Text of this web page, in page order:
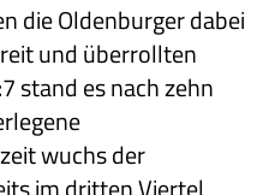
die Oldenburger dabei
und überrollten
stand es nach zehn
wuchs der